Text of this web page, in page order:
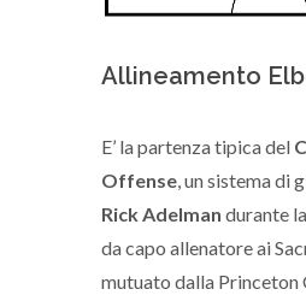
Allineamento
E’ la partenza tipica del
Offense, un sistema di
Rick Adelman durante
da capo allenatore ai
mutuato dalla Princeton